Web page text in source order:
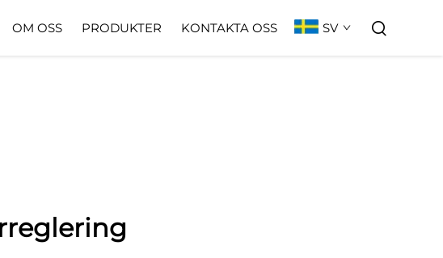
OM OSS PRODUKTER KONTAKTA OSS SV